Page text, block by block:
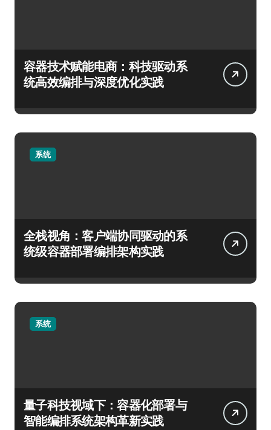
容器技术赋能电商：科技驱动系
统高效编排与深度优化实践
系统
全栈视角：客户端协同驱动的系
统级容器部署编排架构实践
系统
量子科技视域下：容器化部署与
智能编排系统架构革新实践